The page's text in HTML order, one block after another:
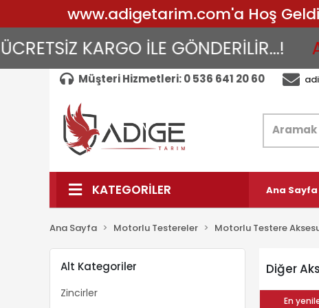
www.adigetarim.com'a Hoş
KARGO İLE GÖNDERİLİR...!
Müşteri Hizmetleri: 0 536 641 20 60
KATEGORİLER Ana Sayfa
Ana Sayfa Motorlu Testereler Motorlu Testere
Alt Kategoriler
Zincirler
Diğer
En